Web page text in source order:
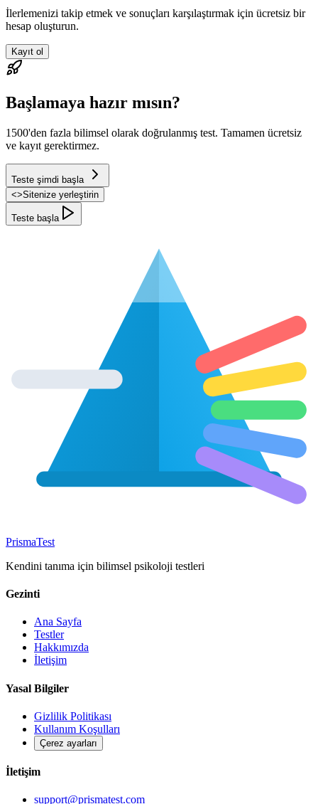
İlerlemenizi takip etmek ve sonuçları karşılaştırmak için ücretsiz bir
hesap oluşturun.
Kayıt ol
Başlamaya hazır mısın?
1500'den fazla bilimsel olarak doğrulanmış test. Tamamen ücretsiz
ve kayıt gerektirmez.
Teste şimdi başla
<>Sitenize yerleştirin
Teste başla
PrismaTest
Kendini tanıma için bilimsel psikoloji testleri
Gezinti
Ana Sayfa
Testler
Hakkımızda
İletişim
Yasal Bilgiler
Gizlilik Politikası
Kullanım Koşulları
Çerez ayarları
İletişim
support@prismatest.com